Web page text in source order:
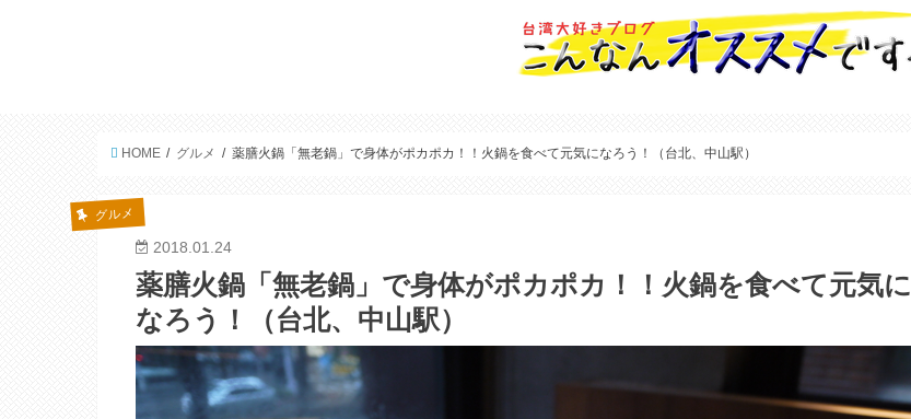
HOME グルメ 薬膳火鍋「無老鍋」で身体がポカポカ！！火鍋を食べて元気になろう！（台北、中山駅）
グルメ
2018.01.24
薬膳火鍋「無老鍋」で身体がポカポカ！！火鍋を食べて元気に
なろう！（台北、中山駅）